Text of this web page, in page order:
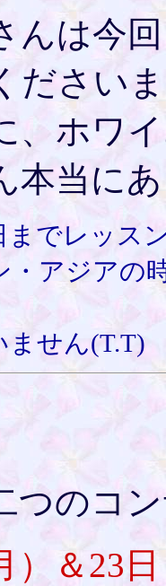
んは今
ださい
、ホワ
本当に
でレッス
・アジアの
ません(T.T)
つのコ
）＆23